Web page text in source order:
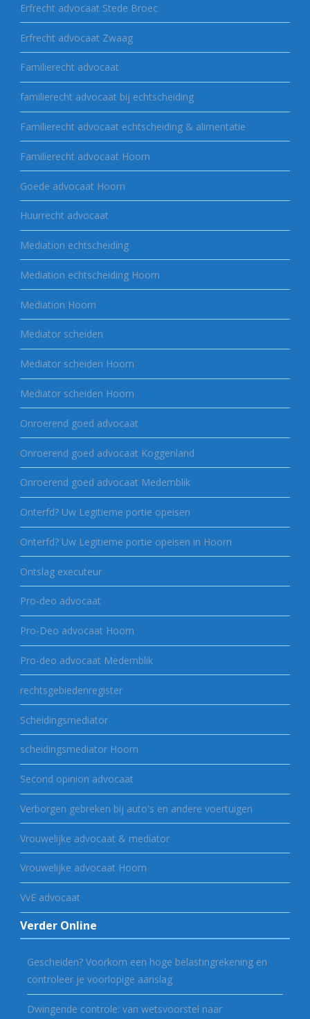
Erfrecht advocaat Stede Broec
Erfrecht advocaat Zwaag
Familierecht advocaat
familierecht advocaat bij echtscheiding
Familierecht advocaat echtscheiding & alimentatie
Familierecht advocaat Hoorn
Goede advocaat Hoorn
Huurrecht advocaat
Mediation echtscheiding
Mediation echtscheiding Hoorn
Mediation Hoorn
Mediator scheiden
Mediator scheiden Hoorn
Mediator scheiden Hoorn
Onroerend goed advocaat
Onroerend goed advocaat Koggenland
Onroerend goed advocaat Medemblik
Onterfd? Uw Legitieme portie opeisen
Onterfd? Uw Legitieme portie opeisen in Hoorn
Ontslag executeur
Pro-deo advocaat
Pro-Deo advocaat Hoorn
Pro-deo advocaat Medemblik
rechtsgebiedenregister
Scheidingsmediator
scheidingsmediator Hoorn
Second opinion advocaat
Verborgen gebreken bij auto's en andere voertuigen
Vrouwelijke advocaat & mediator
Vrouwelijke advocaat Hoorn
VvE advocaat
Verder Online
Gescheiden? Voorkom een hoge belastingrekening en
controleer je voorlopige aanslag
Dwingende controle: van wetsvoorstel naar